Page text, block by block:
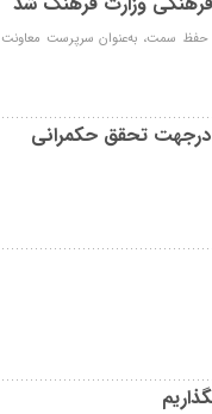
سمت، به‌عنوان سرپرست معاونت
درجهت تحقق حکمرانی